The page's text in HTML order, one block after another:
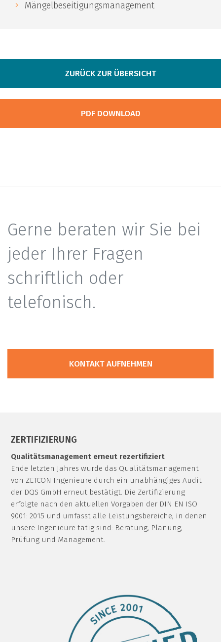
Mängelbeseitigungsmanagement
ZURÜCK ZUR ÜBERSICHT
PDF DOWNLOAD
Gerne beraten wir Sie bei
jeder Ihrer Fragen
schriftlich oder
telefonisch.
KONTAKT AUFNEHMEN
ZERTIFIZIERUNG
Qualitätsmanagement erneut rezertifiziert
Ende letzten Jahres wurde das Qualitätsmanagement
von ZETCON Ingenieure durch ein unabhängiges Audit
der DQS GmbH erneut bestätigt. Die Zertifizierung
erfolgte nach den aktuellen Vorgaben der DIN EN ISO
9001: 2015 und umfasst alle Leistungsbereiche, in denen
unsere Ingenieure tätig sind: Beratung, Planung,
Prüfung und Management.